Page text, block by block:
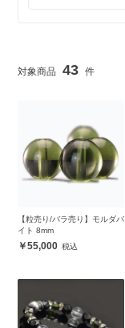
43
【粒売り/バラ売り】モルダバ
イト 8mm
55,000